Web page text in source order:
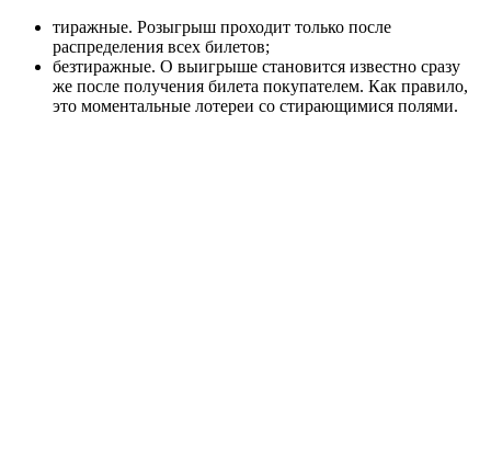
тиражные. Розыгрыш проходит только после
распределения всех билетов;
безтиражные. О выигрыше становится известно сразу
же после получения билета покупателем. Как правило,
это моментальные лотереи со стирающимися полями.